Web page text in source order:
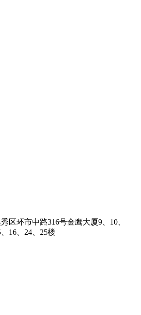
区环市中路316号金鹰大厦9、10、
16、24、25楼